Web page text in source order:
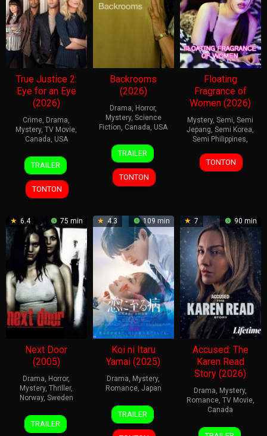
True Justice 2:
Eye for an Eye
(2026)
Crime, Drama,
Mystery,TV Movie,
Canada, USA
23
May
2026
Lisa
Soper
TRAILER
TONTON
Backrooms
(2026)
Drama, Horror,
Mystery, Science
Fiction, Canada, USA
27
May
2026
Kane
Parsons
TRAILER
TONTON
Floating
Fragrance of
Women (2026)
Mystery,Semi,Semi
Jepang,Semi Korea,
Semi Philippines,
TONTON
6.4 75 min
Next Door
(2005)
Drama, Horror,
Mystery,Thriller,
Norway, Sweden
11
Mar
Pål
Sletaune
TRAILER
4.3 109 min
Koi ni Itaru
Yamai (2025)
Drama, Mystery,
Romance, Japan
24
Oct
2025
Ryuichi
Hiroki
TRAILER
7 90 min
Accused: The
Karen Read
Story (2026)
Drama, Mystery,
Romance, TV Movie,
Canada
10
Linda-